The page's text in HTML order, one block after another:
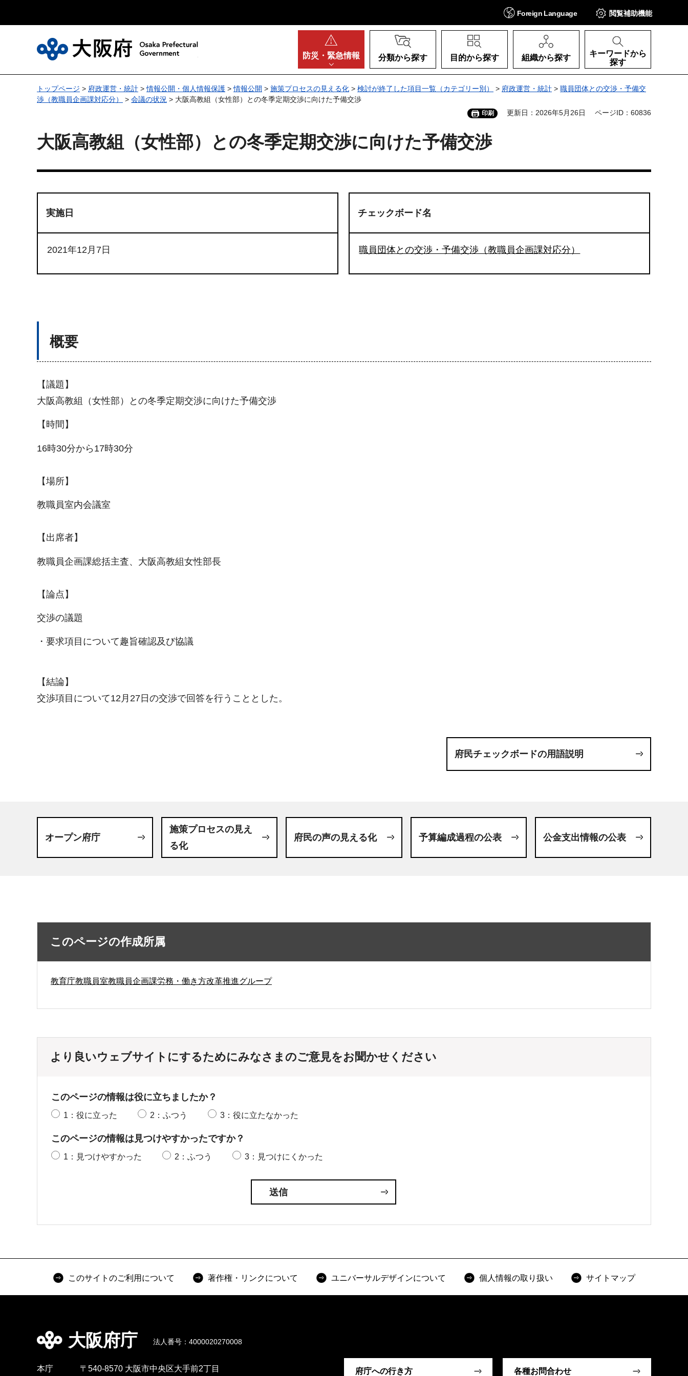
Foreign Language 閲覧補助機能
防災・ 緊急情報 分類から探す 目的から探す 組織から探す
キーワードから
探す
トップページ > 府政運営・統計 >情報公開・個人情報保護 >情報公開 > 施策プロセスの見える化 > 検討が終了した項目一覧（カテゴリー別） > 府政運営・統計 > 職員団体との交渉・予備交
渉（教職員企画課対応分）
> 会議の状況 > 大阪高教組（女性部）との冬季定期交渉に向けた予備交渉
印刷 更新日：2026年5月26日 ページID：60836
大阪高教組（女性部）との冬季定期交渉に向けた予備交渉
実施日
2021年12月7日
チェックボード名
職員団体との交渉・予備交渉（教職員企画課対応分）
概要
【議題】
大阪高教組（女性部）との冬季定期交渉に向けた予備交渉
【時間】
16時30分から17時30分
【場所】
教職員室内会議室
【出席者】
教職員企画課総括主査、大阪高教組女性部長
【論点】
交渉の議題
・要求項目について趣旨確認及び協議
【結論】
交渉項目について12月27日の交渉で回答を行うこととした。
府民チェックボードの用語説明
オープン府庁
施策プロセスの見え
る化
府民の声の見える化 予算編成過程の公表 公金支出情報の公表
このページの作成所属
教育庁教職員室教職員企画課労務・働き方改革推進グループ
より良いウェブサイトにするためにみなさまのご意見をお聞かせください
このページの情報は役に立ちましたか？
1：役に立った 2：ふつう 3：役に立たなかった
このページの情報は見つけやすかったですか？
1：見つけやすかった 2：ふつう 3：見つけにくかった
このサイトのご利用について 著作権・リンクについて ユニバーサルデザインについて 個人情報の取り扱い サイトマップ
大阪府庁 法人番号：4000020270008
本庁 〒540-8570 大阪市中央区大手前2丁目 府庁への行き方 各種お問合わせ